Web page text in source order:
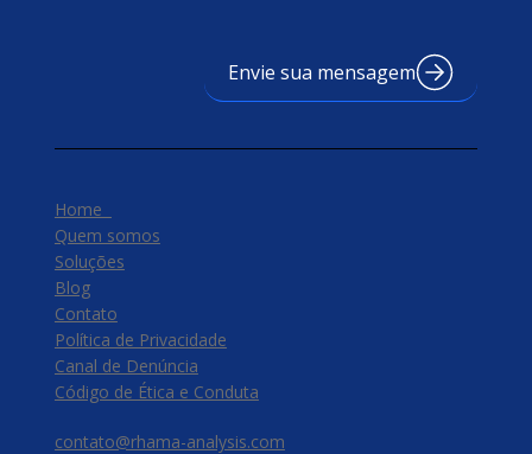
Envie sua mensagem
contato@rhama-analysis.com
Home
Quem somos
Soluções
Blog
Contato
Política de Privacidade
Canal de Denúncia
​Código de Ética e Conduta